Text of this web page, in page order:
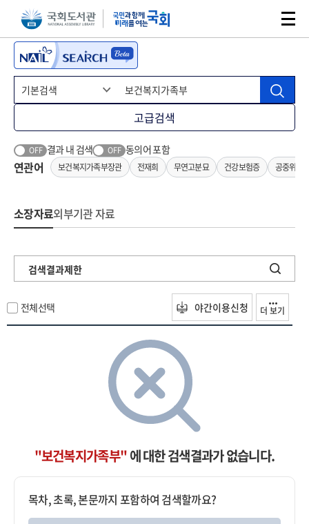
본문 바로가기주메뉴 바로가기
고급검색
OFF 결과 내 검색 OFF 동의어 포함
연관어 보건복지가족부장관 전재희 무연고분묘 건강보험증 공중위생
소장자료외부기관 자료
검색결과제한
전체선택 야간이용신청 더 보기
"보건복지가족부"에 대한 검색결과가 없습니다.
목차, 초록, 본문까지 포함하여 검색할까요?